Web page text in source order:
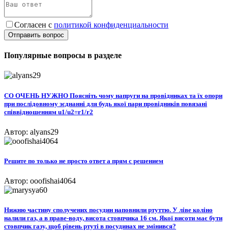
Согласен с политикой конфиденциальности
Отправить вопрос
Популярные вопросы в разделе
СО ОЧЕНЬ НУЖНО Поясніть чому напруги на провідниках та їх опори
при послідовному зєднанні для будь якої пари провідників повязані
співвідношенням u1/u2=r1/r2
Автор: alyans29
Решите по только не просто ответ а прям с решением
Автор: ooofishai4064
Нижню частину сполучених посудин наповнили ртуттю. У ліве коліно
налили газ, а в праве-воду, висота стовпчика 16 см. Якої висоти має бути
стовпчик газу, щоб рівень ртуті в посудинах не змінився?